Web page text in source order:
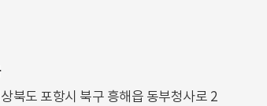
북도 포항시 북구 흥해읍 동부청사로 2